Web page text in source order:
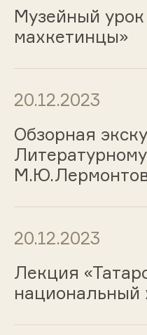
Музейный
махкетинцы»
20.12.2023
Обзорная
20.12.2023
Лекция
национальный